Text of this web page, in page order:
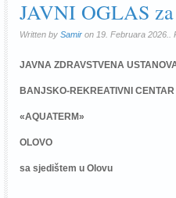
JAVNI OGLAS
Written by Samir on 19. Februara 2026..
JAVNA ZDRAVSTVENA
BANJSKO-REKREATIVNI CENTAR
«AQUATERM»
OLOVO
sa sjedištem u Olovu